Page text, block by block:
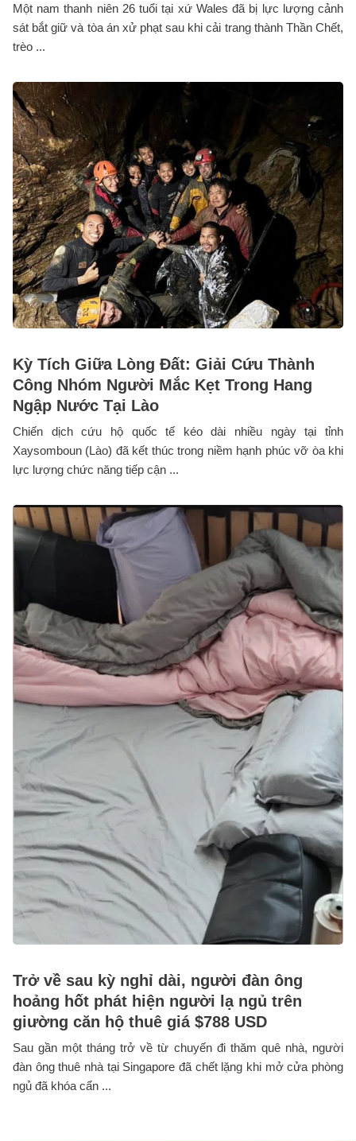
Một nam thanh niên 26 tuổi tại xứ Wales đã bị lực lượng cảnh
sát bắt giữ và tòa án xử phạt sau khi cải trang thành Thần Chết,
trèo ...
Kỳ Tích Giữa Lòng Đất: Giải Cứu Thành
Công Nhóm Người Mắc Kẹt Trong Hang
Ngập Nước Tại Lào
Chiến dịch cứu hộ quốc tế kéo dài nhiều ngày tại tỉnh
Xaysomboun (Lào) đã kết thúc trong niềm hạnh phúc vỡ òa khi
lực lượng chức năng tiếp cận ...
Trở về sau kỳ nghỉ dài, người đàn ông
hoảng hốt phát hiện người lạ ngủ trên
giường căn hộ thuê giá $788 USD
Sau gần một tháng trở về từ chuyến đi thăm quê nhà, người
đàn ông thuê nhà tại Singapore đã chết lặng khi mở cửa phòng
ngủ đã khóa cẩn ...